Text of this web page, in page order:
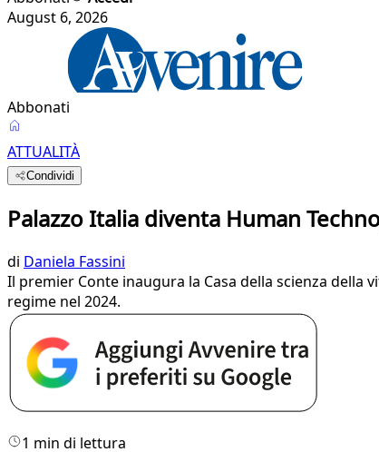
August 6, 2026
Abbonati
ATTUALITÀ
Condividi
Palazzo Italia diventa Human
di Daniela Fassini
Il premier Conte inaugura la Casa della scienza
regime nel 2024.
1 min di lettura